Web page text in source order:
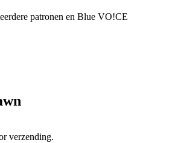
patronen en Blue VO!CE
verzending.